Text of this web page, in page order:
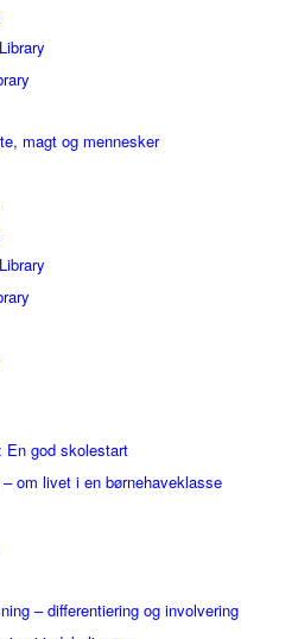
magt og mennesker
En god skolestart
om livet i en børnehaveklasse
– differentiering og involvering